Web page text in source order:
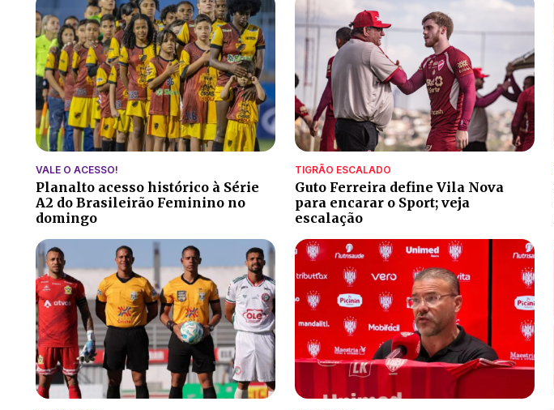
VALE O ACESSO!
Planalto acesso histórico à Série
A2 do Brasileirão Feminino no
domingo
TIGRÃO ESCALADO
Guto Ferreira define Vila Nova
para encarar o Sport; veja
escalação